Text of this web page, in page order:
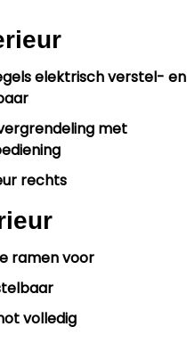
elektrisch verstel- en
met
rechts
ramen voor
volledig